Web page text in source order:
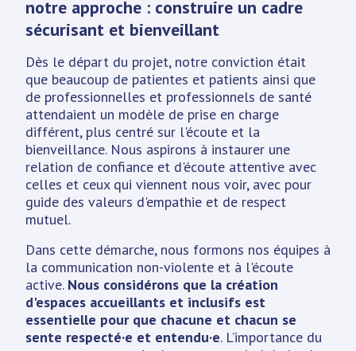
notre approche : construire un cadre
sécurisant et bienveillant
Dès le départ du projet, notre conviction était
que beaucoup de patientes et patients ainsi que
de professionnelles et professionnels de santé
attendaient un modèle de prise en charge
différent, plus centré sur l'écoute et la
bienveillance. Nous aspirons à instaurer une
relation de confiance et d'écoute attentive avec
celles et ceux qui viennent nous voir, avec pour
guide des valeurs d'empathie et de respect
mutuel.
Dans cette démarche, nous formons nos équipes à
la communication non-violente et à l'écoute
active. Nous considérons que la création
d'espaces accueillants et inclusifs est
essentielle pour que chacune et chacun se
sente respecté·e et entendu·e. L’importance du